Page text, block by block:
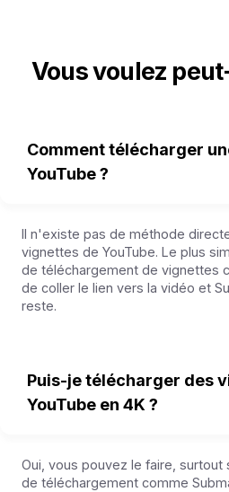
Vous voulez
Comment télécharger
YouTube ?
Il n'existe pas de méthode
vignettes de YouTube. Le plus
de téléchargement de vignettes
de coller le lien vers la vidéo et
reste.
Puis-je télécharger des
YouTube en 4K ?
Oui, vous pouvez le faire, surtout
de téléchargement comme